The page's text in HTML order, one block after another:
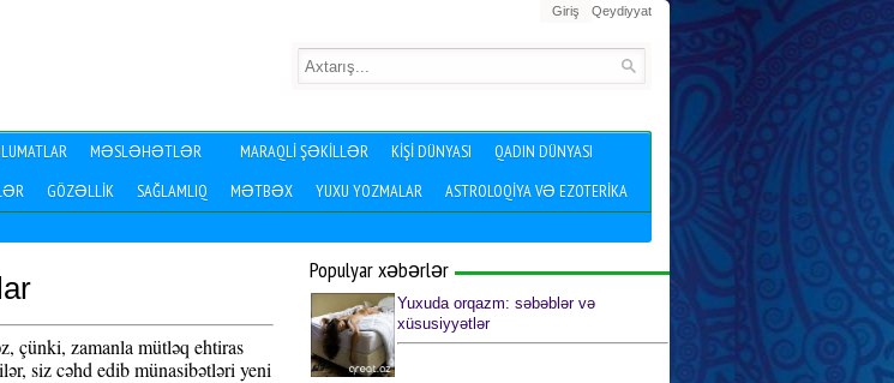
Qeydiyyat
Giriş
MƏSLƏHƏTLƏR MARAQLI ŞƏKILLƏR KIŞI DÜNYASI
QADIN DÜNYASI
GÖZƏLLIK SAĞLAMLIQ MƏTBƏX YUXU YOZMALAR ASTROLOQIYA VƏ EZOTERIKA
çünki, zamanla mütləq ehtiras
siz cəhd edib münasibətləri yeni
Populyar xəbərlər
Yuxuda orqazm: səbəblər və
xüsusiyyətlər